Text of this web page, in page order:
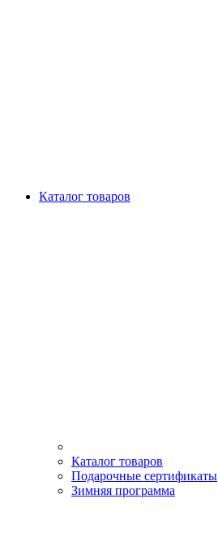
Каталог товаров
Каталог товаров
Подарочные сертификаты
Зимняя программа